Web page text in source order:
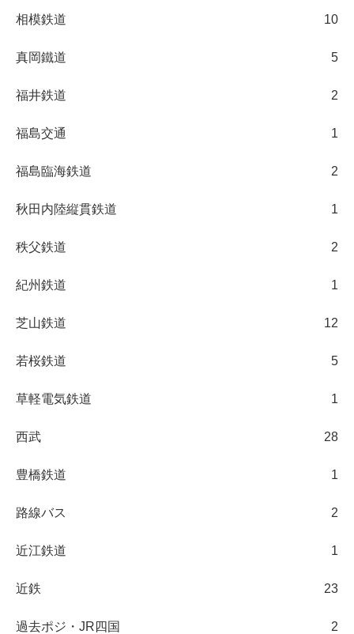
相模鉄道 10
真岡鐵道 5
福井鉄道 2
福島交通 1
福島臨海鉄道 2
秋田内陸縦貫鉄道 1
秩父鉄道 2
紀州鉄道 1
芝山鉄道 12
若桜鉄道 5
草軽電気鉄道 1
西武 28
豊橋鉄道 1
路線バス 2
近江鉄道 1
近鉄 23
過去ポジ・JR四国 2